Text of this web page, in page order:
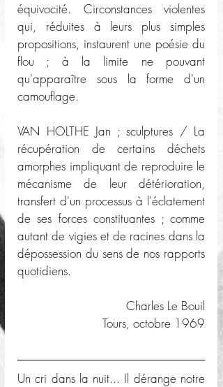
équivocité. Circonstances violentes
qui, réduites à leurs plus simples
propositions, instaurent une poésie du
flou ; à la limite ne pouvant
qu'apparaître sous la forme d'un
camouflage.
VAN HOLTHE Jan ; sculptures / La
récupération de certains déchets
amorphes impliquant de reproduire le
mécanisme de leur détérioration,
transfert d'un processus à l'éclatement
de ses forces constituantes ; comme
autant de vigies et de racines dans la
dépossession du sens de nos rapports
quotidiens.
Charles Le Bouil
Tours, octobre 1969
Un cri dans la nuit... Il dérange notre